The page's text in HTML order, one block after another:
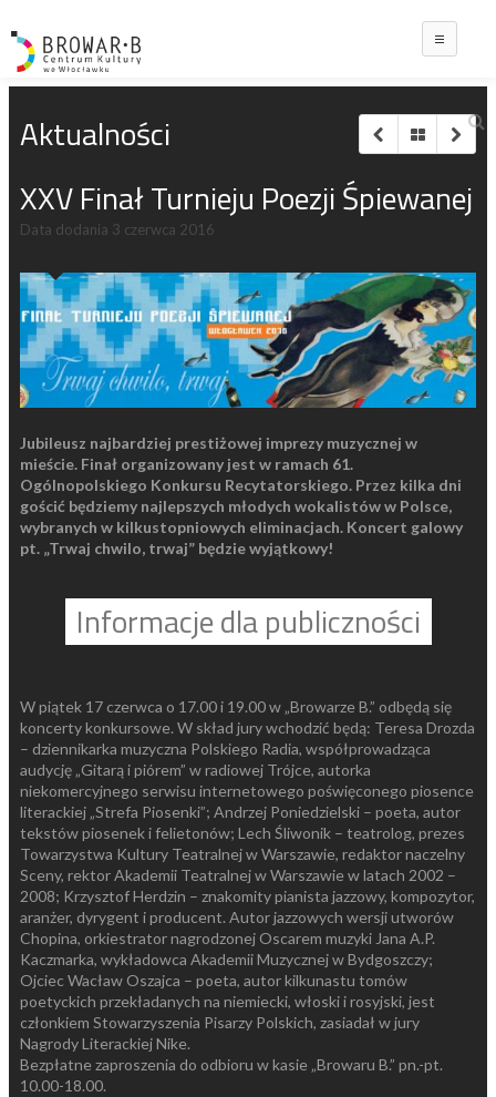
Aktualności
XXV Finał Turnieju Poezji Śpiewanej
Data dodania 3 czerwca 2016
Jubileusz najbardziej prestiżowej imprezy muzycznej w
mieście. Finał organizowany jest w ramach 61.
Ogólnopolskiego Konkursu Recytatorskiego. Przez kilka dni
gościć będziemy najlepszych młodych wokalistów w Polsce,
wybranych w kilkustopniowych eliminacjach. Koncert galowy
pt. „Trwaj chwilo, trwaj” będzie wyjątkowy!
Informacje dla publiczności
W piątek 17 czerwca o 17.00 i 19.00 w „Browarze B.” odbędą się
koncerty konkursowe. W skład jury wchodzić będą: Teresa Drozda
– dziennikarka muzyczna Polskiego Radia, współprowadząca
audycję „Gitarą i piórem” w radiowej Trójce, autorka
niekomercyjnego serwisu internetowego poświęconego piosence
literackiej „Strefa Piosenki”; Andrzej Poniedzielski – poeta, autor
tekstów piosenek i felietonów; Lech Śliwonik – teatrolog, prezes
Towarzystwa Kultury Teatralnej w Warszawie, redaktor naczelny
Sceny, rektor Akademii Teatralnej w Warszawie w latach 2002 –
2008; Krzysztof Herdzin – znakomity pianista jazzowy, kompozytor,
aranżer, dyrygent i producent. Autor jazzowych wersji utworów
Chopina, orkiestrator nagrodzonej Oscarem muzyki Jana A.P.
Kaczmarka, wykładowca Akademii Muzycznej w Bydgoszczy;
Ojciec Wacław Oszajca – poeta, autor kilkunastu tomów
poetyckich przekładanych na niemiecki, włoski i rosyjski, jest
członkiem Stowarzyszenia Pisarzy Polskich, zasiadał w jury
Nagrody Literackiej Nike.
Bezpłatne zaproszenia do odbioru w kasie „Browaru B.” pn.-pt.
10.00-18.00.